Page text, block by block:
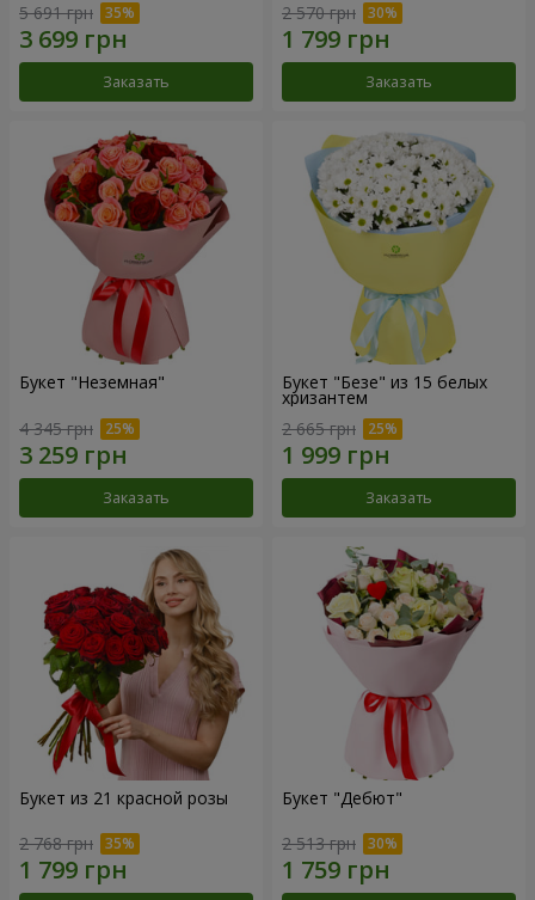
5 691 грн
Заказать
2 570 грн
Заказать
Букет "Неземная"
4 345 грн
Заказать
Букет "Безе" из 15 белых
хризантем
2 665 грн
Заказать
Букет из 21 красной розы
2 768 грн
Букет "Дебют"
2 513 грн